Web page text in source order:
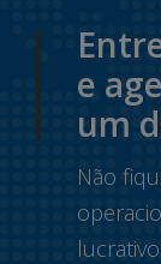
e
um
Não